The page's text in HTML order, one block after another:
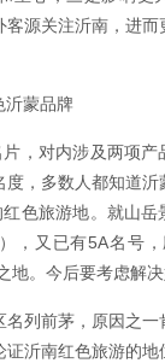
源关注沂南，进
沂蒙品牌
片，对内涉及两项
，多数人都知道沂
红色旅游地。就山
，又已有5A名号
地。今后要考虑解决
名列前茅，原因之
沂南红色旅游的